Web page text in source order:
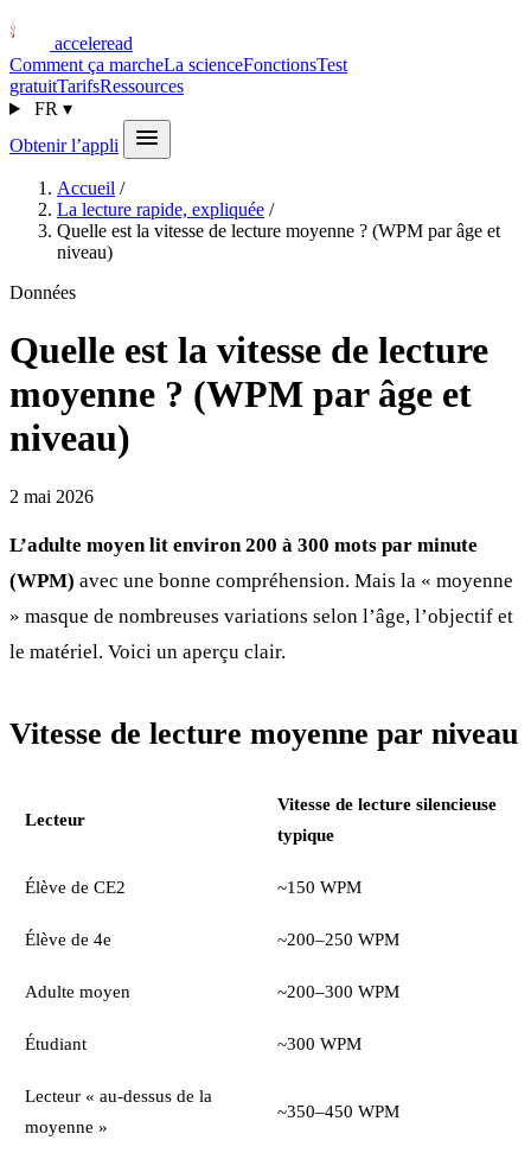
acceleread
Comment ça marcheLa scienceFonctionsTest
gratuitTarifsRessources
FR ▾
Obtenir l’appli
Accueil /
La lecture rapide, expliquée /
Quelle est la vitesse de lecture moyenne ? (WPM par âge et
niveau)
Données
Quelle est la vitesse de lecture
moyenne ? (WPM par âge et
niveau)
2 mai 2026
L’adulte moyen lit environ 200 à 300 mots par minute
(WPM) avec une bonne compréhension. Mais la « moyenne
» masque de nombreuses variations selon l’âge, l’objectif et
le matériel. Voici un aperçu clair.
Vitesse de lecture moyenne par niveau
Lecteur
Vitesse de lecture silencieuse
typique
Élève de CE2 ~150 WPM
Élève de 4e ~200–250 WPM
Adulte moyen ~200–300 WPM
Étudiant ~300 WPM
Lecteur « au-dessus de la
moyenne »
~350–450 WPM